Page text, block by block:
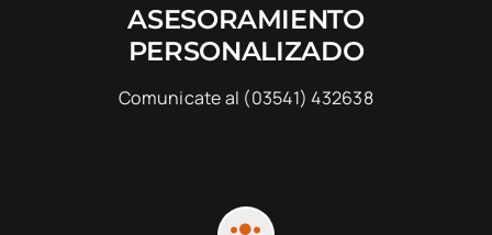
ASESORAMIENTO
PERSONALIZADO
Comunicate al (03541) 432638